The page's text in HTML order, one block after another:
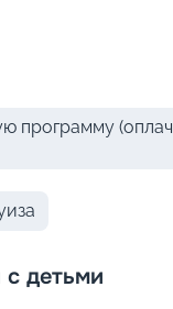
программу
детьми